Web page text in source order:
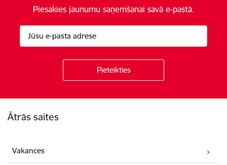
Piesakies jaunumu saņemšanai savā e-pastā.
Ātrās saites
Vakances